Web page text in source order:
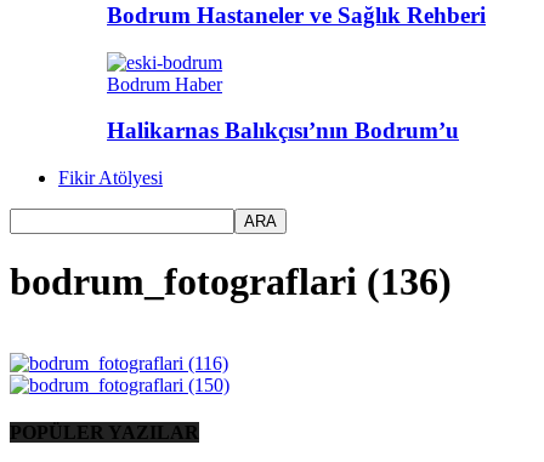
Bodrum Hastaneler ve Sağlık Rehberi
Bodrum Haber
Halikarnas Balıkçısı’nın Bodrum’u
Fikir Atölyesi
bodrum_fotograflari (136)
POPÜLER YAZILAR